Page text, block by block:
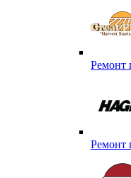
Ремонт
Ремонт